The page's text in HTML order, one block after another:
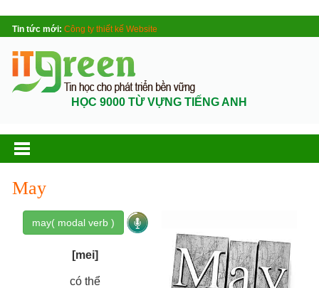
Tin tức mới: Công ty thiết kế Website
HỌC 9000 TỪ VỰNG TIẾNG ANH
May
may( modal verb )
[mei]
có thể